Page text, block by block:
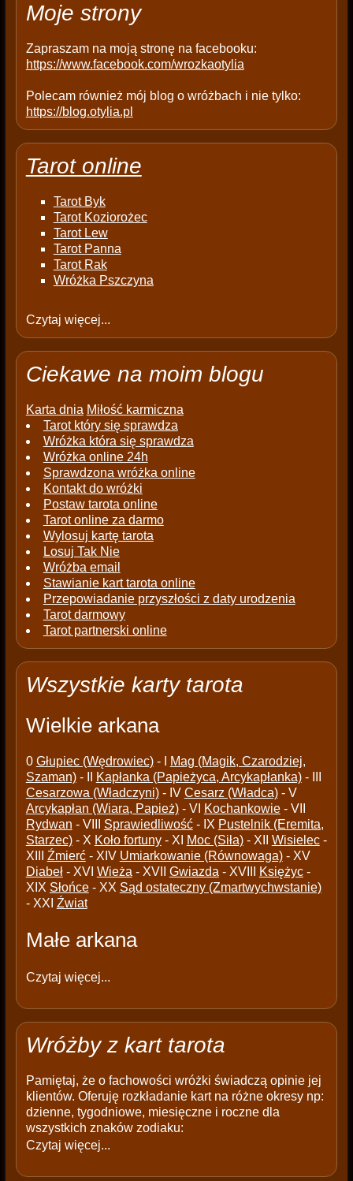
y
Moje strony
Zapraszam na moją stronę na facebooku:
https://www.facebook.com/wrozkaotylia
Polecam również mój blog o wróżbach i nie tylko:
https://blog.otylia.pl
Tarot online
Tarot Byk
Tarot Koziorożec
Tarot Lew
Tarot Panna
Tarot Rak
Wróżka Pszczyna
Czytaj więcej...
Ciekawe na moim blogu
Karta dnia Miłość karmiczna
Tarot który się sprawdza
Wróżka która się sprawdza
Wróżka online 24h
Sprawdzona wróżka online
Kontakt do wróżki
Postaw tarota online
Tarot online za darmo
Wylosuj kartę tarota
Losuj Tak Nie
Wróżba email
Stawianie kart tarota online
Przepowiadanie przyszłości z daty urodzenia
Tarot darmowy
Tarot partnerski online
Wszystkie karty tarota
Wielkie arkana
0 Głupiec (Wędrowiec)- I
Mag (Magik, Czarodziej,
Szaman)- II Kapłanka (Papieżyca, Arcykapłanka)- III
Cesarzowa (Władczyni)- IV Cesarz (Władca)- V
Arcykapłan (Wiara, Papież)- VI Kochankowie- VII
Rydwan - VIII Sprawiedliwość- IX Pustelnik (Eremita,
Starzec)- X Koło fortuny- XI Moc (Siła)- XII Wisielec-
XIII Źmierć- XIV Umiarkowanie (Równowaga)- XV
Diabeł- XVI Wieża - XVII Gwiazda - XVIII Księżyc-
XIX Słońce- XX Sąd ostateczny (Zmartwychwstanie)
- XXI Źwiat
Małe arkana
Czytaj więcej...
Wróżby z kart tarota
Pamiętaj, że o fachowości wróżki świadczą opinie jej
klientów. Oferuję rozkładanie kart na różne okresy np:
dzienne, tygodniowe, miesięczne i roczne dla
wszystkich znaków zodiaku:
Czytaj więcej...